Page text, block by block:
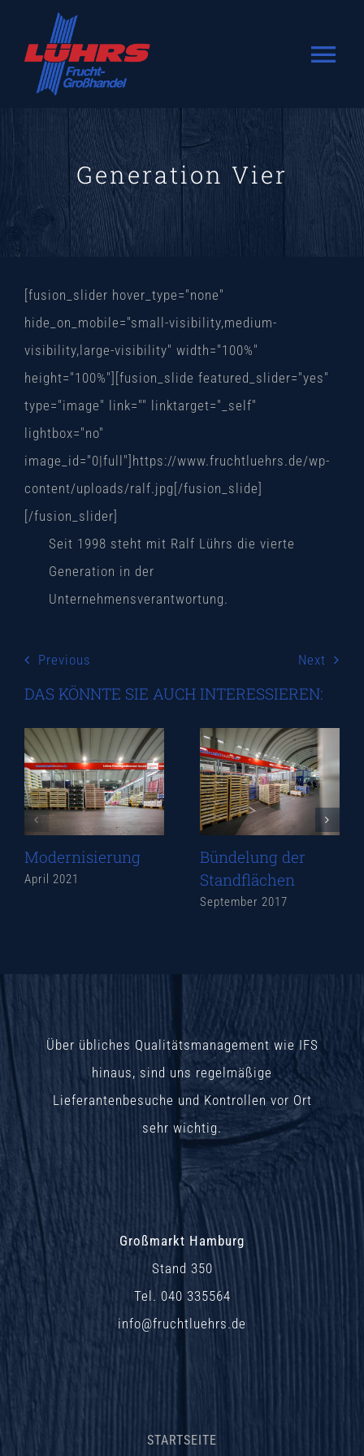
Inhalt
springen
ANSPECHPARTNER
GROSSMARKT
ÜBER UNS
Generation Vier
[fusion_slider hover_type="none"
hide_on_mobile="small-visibility,medium-
visibility,large-visibility" width="100%"
height="100%"][fusion_slide featured_slider="yes"
type="image" link="" linktarget="_self"
lightbox="no"
image_id="0|full"]https://www.fruchtluehrs.de/wp-
content/uploads/ralf.jpg[/fusion_slide]
[/fusion_slider]
Seit 1998 steht mit Ralf Lührs die vierte
Generation in der
Unternehmensverantwortung.
Previous Next
DAS KÖNNTE SIE AUCH INTERESSIEREN:
Modernisierung
April 2021
Bündelung der
Standflächen
September 2017
Über übliches Qualitätsmanagement wie IFS
hinaus, sind uns regelmäßige
Lieferantenbesuche und Kontrollen vor Ort
sehr wichtig.
Großmarkt Hamburg
Stand 350
Tel. 040 335564
info@fruchtluehrs.de
STARTSEITE